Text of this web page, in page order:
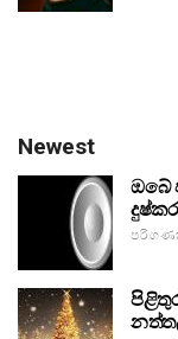
Newest
ඔබේ